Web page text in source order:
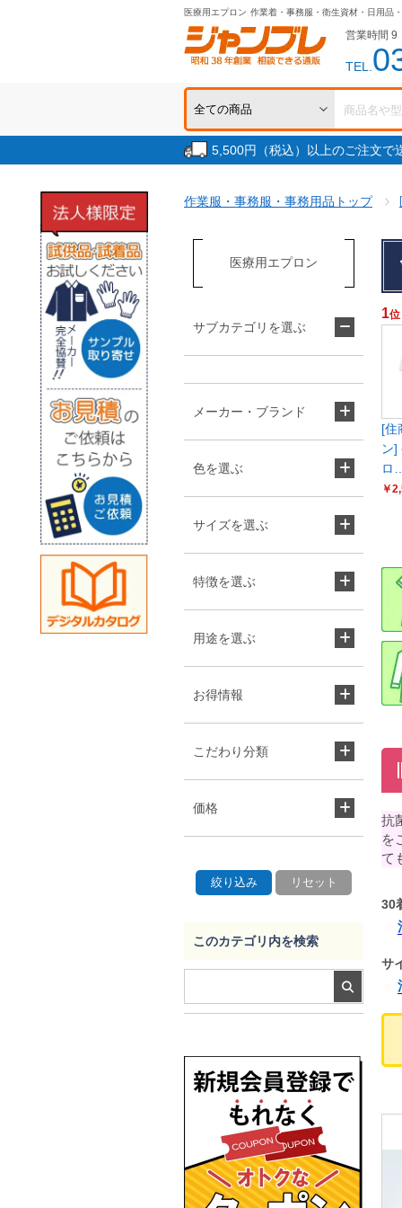
医療用エプロン 作業着・事務服・衛生資材・日用品
営業時間 9
TEL.
5,500円（税込）以上のご注文
作業服・事務服・事務用品トップ
1位
[住
ン]
ロ
￥
抗
を
て
30
サ
医療用エプロン
サブカテゴリを選ぶ
メーカー・ブランド
色を選ぶ
サイズを選ぶ
特徴を選ぶ
用途を選ぶ
お得情報
こだわり分類
価格
このカテゴリ内を検索